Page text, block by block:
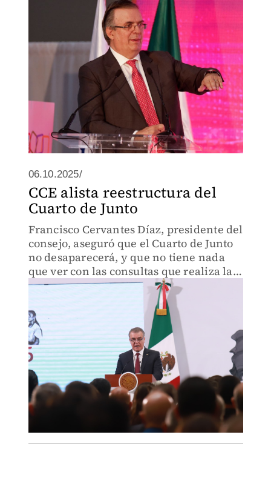
06.10.2025/
CCE alista reestructura del
Cuarto de Junto
Francisco Cervantes Díaz, presidente del
consejo, aseguró que el Cuarto de Junto
no desaparecerá, y que no tiene nada
que ver con las consultas que realiza la
Secretaría de Economía